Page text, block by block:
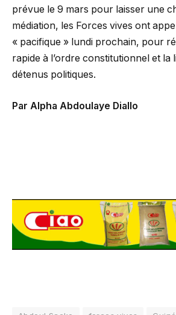
prévue le 9 mars pour laisser une
médiation, les Forces vives ont
« pacifique » lundi prochain, pour
rapide à l’ordre constitutionnel et la
détenus politiques.
Par Alpha Abdoulaye Diallo